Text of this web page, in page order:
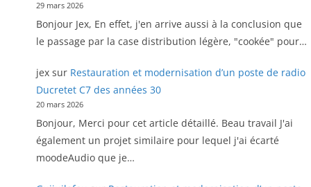
29 mars 2026
Bonjour Jex, En effet, j'en arrive aussi à la conclusion que
le passage par la case distribution légère, "cookée" pour…
jexsur Restauration et modernisation d’un poste de radio
Ducretet C7 des années 30
20 mars 2026
Bonjour, Merci pour cet article détaillé. Beau travail J'ai
également un projet similaire pour lequel j'ai écarté
moodeAudio que je…